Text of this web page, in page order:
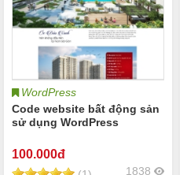
WordPress
Code website bất động sản
sử dụng WordPress
100.000đ
1838